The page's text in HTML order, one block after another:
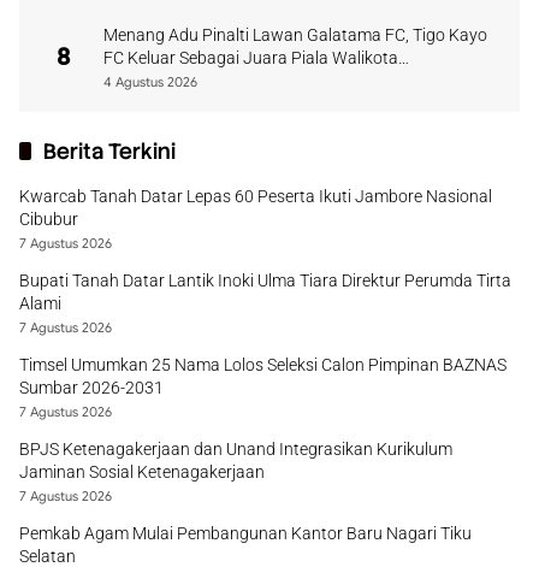
8
Menang Adu Pinalti Lawan Galatama FC, Tigo Kayo
FC Keluar Sebagai Juara Piala Walikota
Payakumbuh
4 Agustus 2026
Berita Terkini
Kwarcab Tanah Datar Lepas 60 Peserta Ikuti Jambore Nasional
Cibubur
7 Agustus 2026
Bupati Tanah Datar Lantik Inoki Ulma Tiara Direktur Perumda Tirta
Alami
7 Agustus 2026
Timsel Umumkan 25 Nama Lolos Seleksi Calon Pimpinan BAZNAS
Sumbar 2026-2031
7 Agustus 2026
BPJS Ketenagakerjaan dan Unand Integrasikan Kurikulum
Jaminan Sosial Ketenagakerjaan
7 Agustus 2026
Pemkab Agam Mulai Pembangunan Kantor Baru Nagari Tiku
Selatan